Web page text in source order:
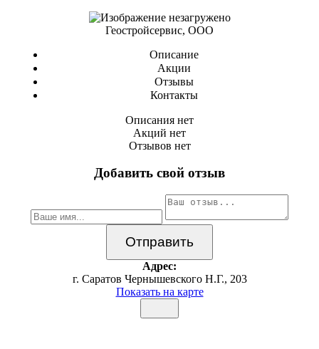
Геостройсервис, ООО
Описание
Акции
Отзывы
Контакты
Описания нет
Акций нет
Отзывов нет
Добавить свой отзыв
Адрес:
г. Саратов Чернышевского Н.Г., 203
Показать на карте